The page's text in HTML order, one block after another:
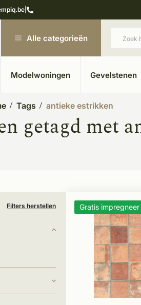
materialen in kempische bouwstijl
Alle categorieën
Modelwoningen Gevelstenen
Tags antieke estrikken
getagd met
Filters herstellen Gratis impregneer